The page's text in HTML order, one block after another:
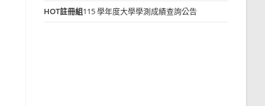
HOT註冊組115 學年度大學學測成績查詢公告